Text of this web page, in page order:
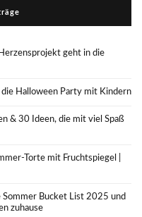
geht in die
die Halloween Party mit Kindern
& 30 Ideen, die mit viel Spaß
Torte mit Fruchtspiegel |
Bucket List 2025 und
zuhause